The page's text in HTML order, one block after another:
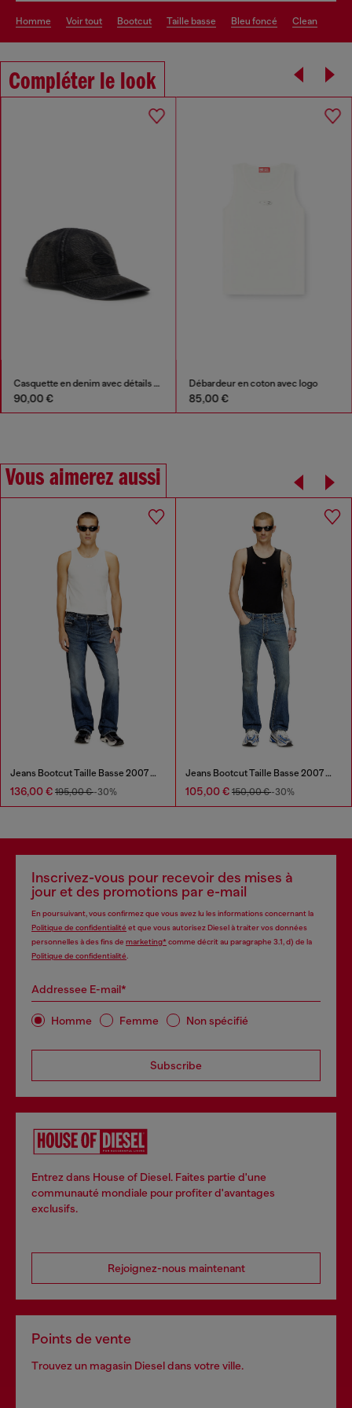
homme voir tout bootcut taille basse bleu foncé clean
Compléter le look
Casquette en denim avec détails effilochés et logo brodé
90,00 €
Débardeur en coton avec logo
85,00 €
Vous aimerez aussi
Jeans Bootcut Taille Basse 2007 Zatiny
136,00 € 195,00 €-30%
Jeans Bootcut Taille Basse 2007 Zatiny
105,00 € 150,00 €-30%
Inscrivez-vous pour recevoir des mises à
jour et des promotions par e-mail
En poursuivant, vous confirmez que vous avez lu les informations concernant la
Politique de confidentialité et que vous autorisez Diesel à traiter vos données
personnelles à des fins de marketing*comme décrit au paragraphe 3.1, d) de la
Politique de confidentialité.
Addressee E-mail*
Homme Femme Non spécifié
Subscribe
Entrez dans House of Diesel. Faites partie d'une
communauté mondiale pour profiter d'avantages
exclusifs.
Rejoignez-nous maintenant
Points de vente
Trouvez un magasin Diesel dans votre ville.